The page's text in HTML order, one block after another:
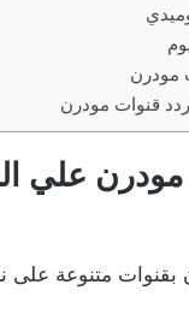
مودرن
قنوات مودرن
مودرن علي
بقنوات متنوعة